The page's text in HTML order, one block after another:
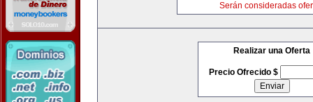
Serán consideradas
Realizar una Oferta
Precio Ofrecido $